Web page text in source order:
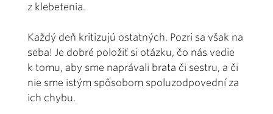
z klebetenia.
Každý deň kritizujú ostatných. Pozri sa však na
seba! Je dobré položiť si otázku, čo nás vedie
k tomu, aby sme naprávali brata či sestru, a či
nie sme istým spôsobom spoluzodpovední za
ich chybu.